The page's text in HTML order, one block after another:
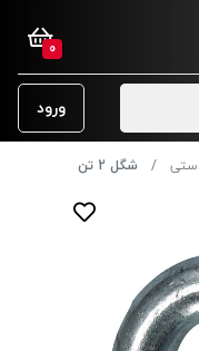
0
ورود
شگل 2 تن